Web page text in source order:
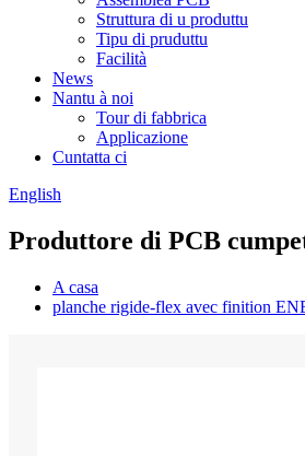
Struttura di u produttu
Tipu di pruduttu
Facilità
News
Nantu à noi
Tour di fabbrica
Applicazione
Cuntatta ci
English
Produttore di PCB
A casa
planche rigide-flex avec finition